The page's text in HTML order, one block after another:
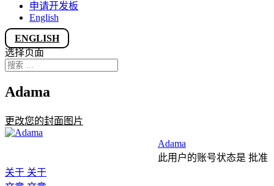
申请开发板
English
ENGLISH
选择页面
Adama
更改您的封面图片
Adama
此用户的账号状态是 批准
关于 关于